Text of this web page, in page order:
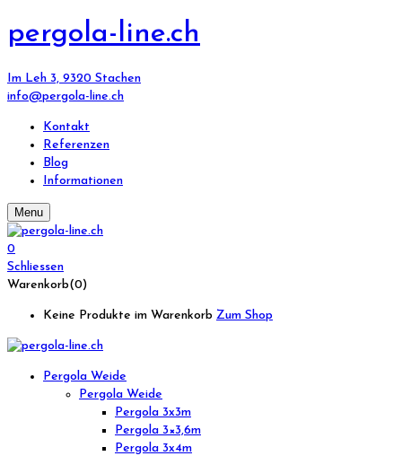
pergola-line.ch
Im Leh 3, 9320 Stachen
info@pergola-line.ch
Kontakt
Referenzen
Blog
Informationen
Menu
0
Schliessen
Warenkorb(0)
Keine Produkte im Warenkorb Zum Shop
Pergola Weide
Pergola Weide
Pergola 3x3m
Pergola 3×3,6m
Pergola 3x4m